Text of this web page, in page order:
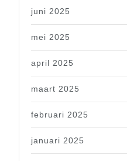
juni 2025
mei 2025
april 2025
maart 2025
februari 2025
januari 2025